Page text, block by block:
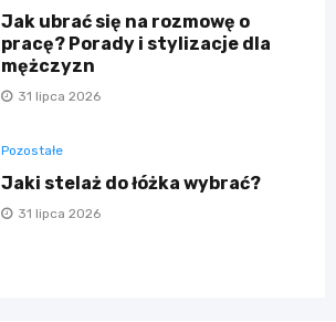
Jak ubrać się na rozmowę o
pracę? Porady i stylizacje dla
mężczyzn
31 lipca 2026
Pozostałe
Jaki stelaż do łóżka wybrać?
31 lipca 2026